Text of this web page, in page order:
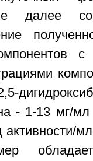
далее
- 1-13 мг/мл